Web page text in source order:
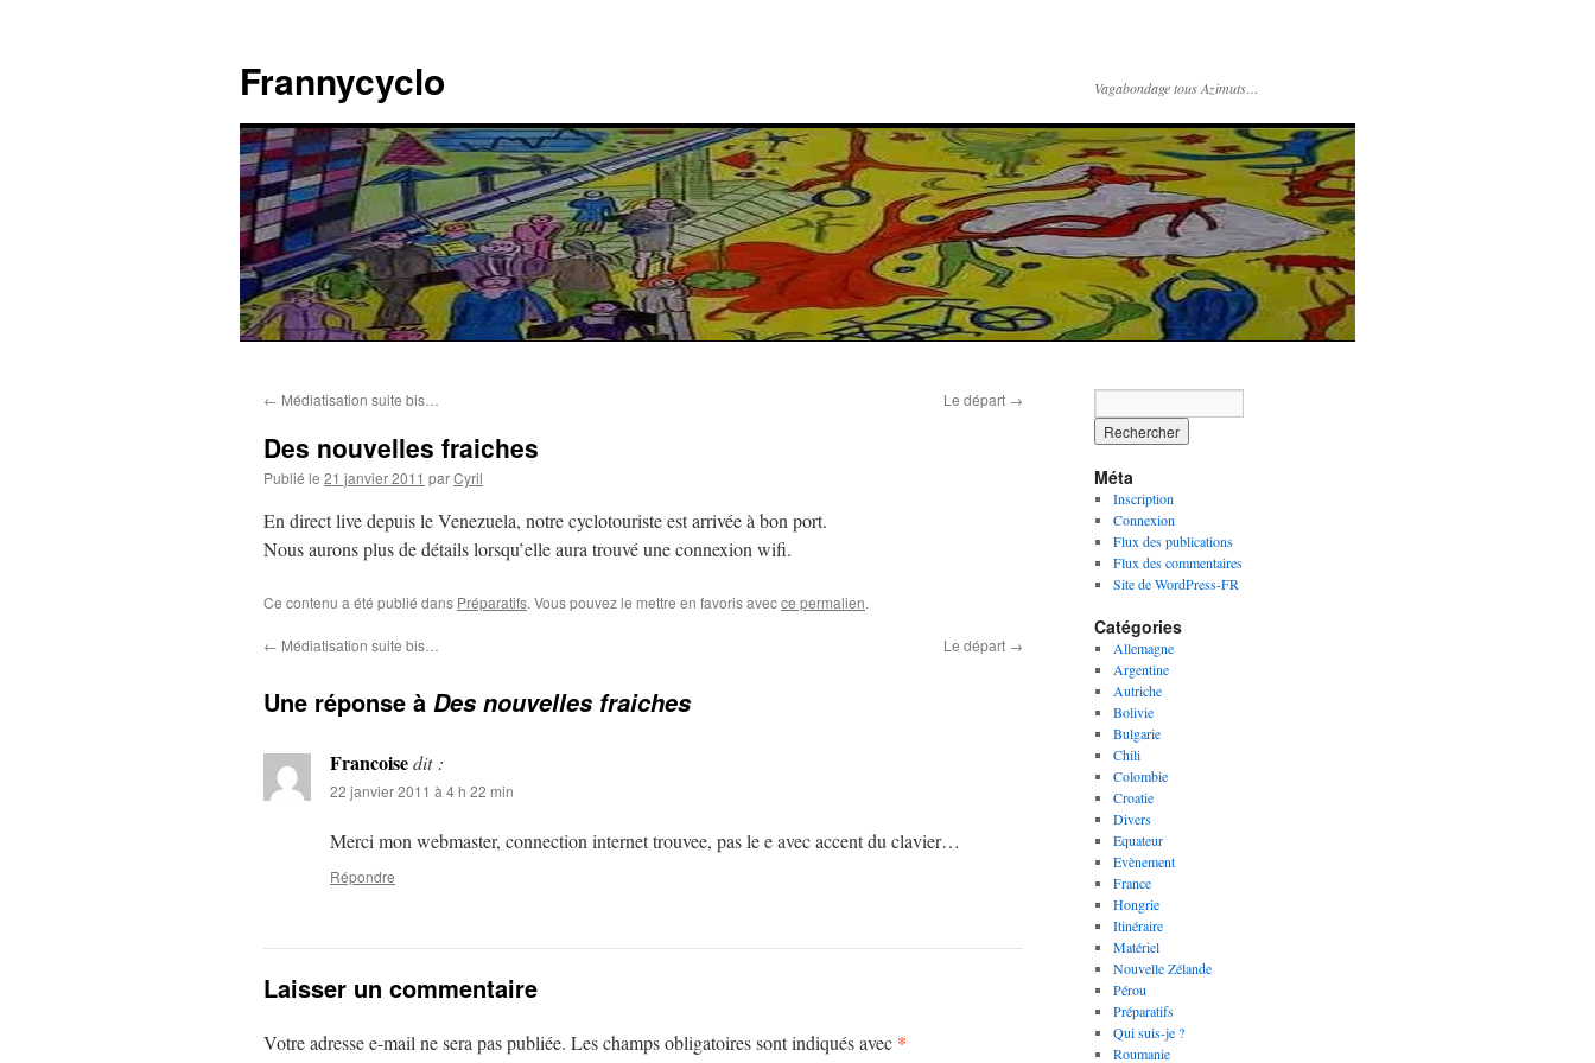
contenu
Frannycyclo Vagabondage tous Azimuts…
← Médiatisation suite bis… Le départ →
Des nouvelles fraiches
Publié le 21 janvier 2011 parCyril
En direct live depuis le Venezuela, notre cyclotouriste est arrivée à bon port.
Nous aurons plus de détails lorsqu’elle aura trouvé une connexion wifi.
Ce contenu a été publié dans Préparatifs. Vous pouvez le mettre en favoris avecce permalien.
← Médiatisation suite bis… Le départ →
Une réponse à Des nouvelles fraiches
Francoisedit :
22 janvier 2011 à 4 h 22 min
Merci mon webmaster, connection internet trouvee, pas le e avec accent du clavier…
Répondre
Laisser un commentaire
Votre adresse e-mail ne sera pas publiée. Les champs obligatoires sont indiqués avec *
Méta
Inscription
Connexion
Flux des publications
Flux des commentaires
Site de WordPress-FR
Catégories
Allemagne
Argentine
Autriche
Bolivie
Bulgarie
Chili
Colombie
Croatie
Divers
Equateur
Evènement
France
Hongrie
Itinéraire
Matériel
Nouvelle Zélande
Pérou
Préparatifs
Qui suis-je ?
Roumanie